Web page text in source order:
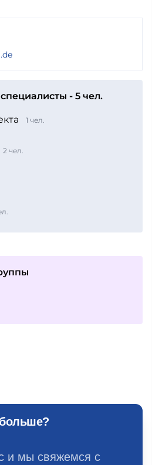
- 5 чел.
1 чел.
2 чел.
и мы свяжемся с